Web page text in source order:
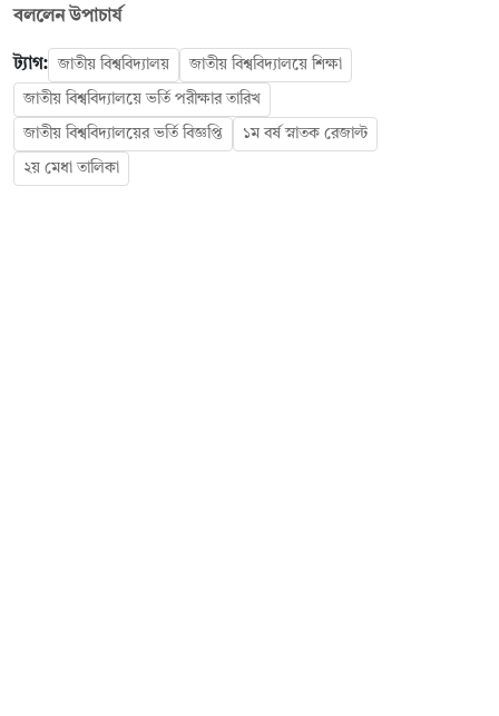
বললেন উপাচার্য
ট্যাগ: জাতীয় বিশ্ববিদ্যালয় জাতীয় বিশ্ববিদ্যালয়ে শিক্ষা
জাতীয় বিশ্ববিদ্যালয়ে ভর্তি পরীক্ষার তারিখ
জাতীয় বিশ্ববিদ্যালয়ের ভর্তি বিজ্ঞপ্তি ১ম বর্ষ স্নাতক রেজাল্ট
২য় মেধা তালিকা